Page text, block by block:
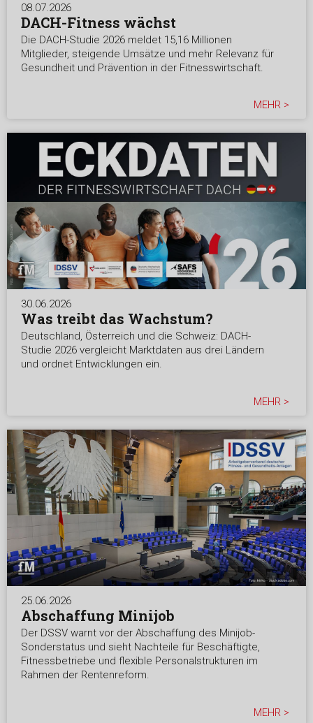
08.07.2026
DACH-Fitness wächst
Die DACH-Studie 2026 meldet 15,16 Millionen
Mitglieder, steigende Umsätze und mehr Relevanz für
Gesundheit und Prävention in der Fitnesswirtschaft.
MEHR >
30.06.2026
Was treibt das Wachstum?
Deutschland, Österreich und die Schweiz: DACH-
Studie 2026 vergleicht Marktdaten aus drei Ländern
und ordnet Entwicklungen ein.
MEHR >
25.06.2026
Abschaffung Minijob
Der DSSV warnt vor der Abschaffung des Minijob-
Sonderstatus und sieht Nachteile für Beschäftigte,
Fitnessbetriebe und flexible Personalstrukturen im
Rahmen der Rentenreform.
MEHR >